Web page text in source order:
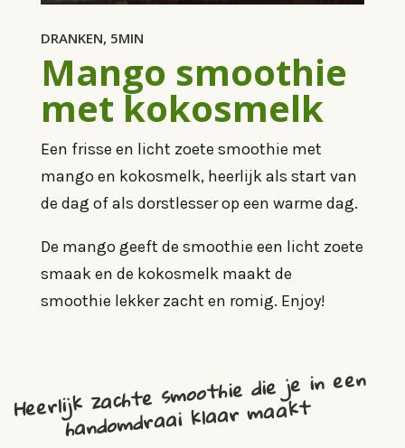
DRANKEN, 5MIN
Mango smoothie
met kokosmelk
Een frisse en licht zoete smoothie met
mango en kokosmelk, heerlijk als start van
de dag of als dorstlesser op een warme dag.
De mango geeft de smoothie een licht zoete
smaak en de kokosmelk maakt de
smoothie lekker zacht en romig. Enjoy!
Heerlijk zachte smoothie die je in een
handomdraai klaar maakt